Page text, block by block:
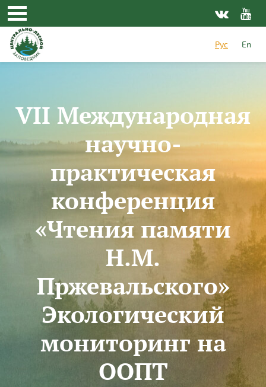
Перейти к основному содержанию
Рус
En
VII Международная
научно-
практическая
конференция
«Чтения памяти
Н.М.
Пржевальского»
Экологический
мониторинг на
ООПТ